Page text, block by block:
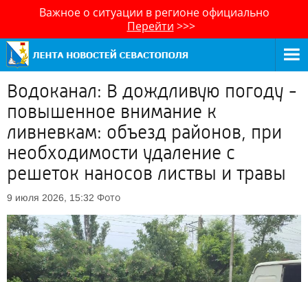
Важное о ситуации в регионе официально
Перейти >>>
Водоканал: В дождливую погоду -
повышенное внимание к
ливневкам: объезд районов, при
необходимости удаление с
решеток наносов листвы и травы
9 июля 2026, 15:32 Фото